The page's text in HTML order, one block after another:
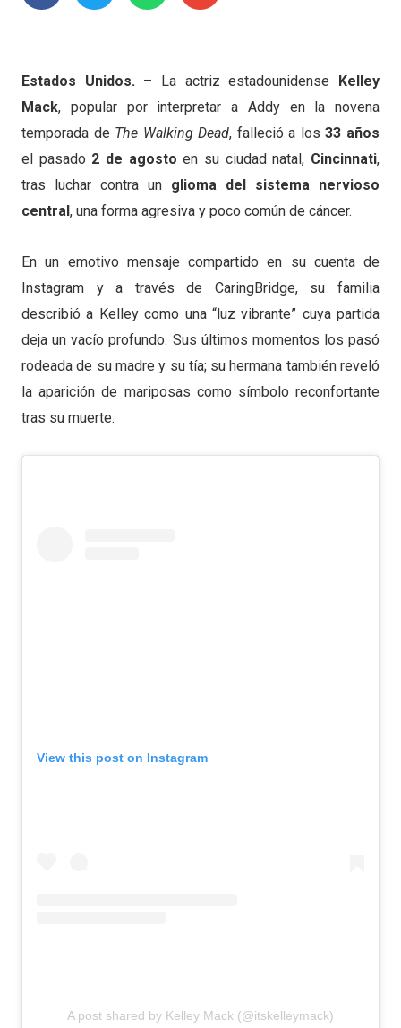
Estados Unidos. – La actriz estadounidense Kelley
Mack, popular por interpretar a Addy en la novena
temporada de The Walking Dead, falleció a los33 años
el pasado 2 de agosto en su ciudad natal, Cincinnati,
tras luchar contra un glioma del sistema nervioso
central, una forma agresiva y poco común de cáncer.
En un emotivo mensaje compartido en su cuenta de
Instagram y a través de CaringBridge, su familia
describió a Kelley como una “luz vibrante” cuya partida
deja un vacío profundo. Sus últimos momentos los pasó
rodeada de su madre y su tía; su hermana también reveló
la aparición de mariposas como símbolo reconfortante
tras su muerte.
View this post on Instagram
A post shared by Kelley Mack (@itskelleymack)